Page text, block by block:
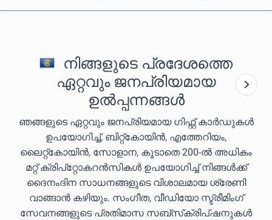
നിങ്ങളുടെ പ്രദേശത്തെ
ഏറ്റവും ജനപ്രിയമായ
ഉൽപ്പന്നങ്ങൾ
ഞങ്ങളുടെ ഏറ്റവും ജനപ്രിയമായ ഗിഫ്റ്റ് കാർഡുകൾ
ഉപയോഗിച്ച്, ബിറ്റ്കോയിൻ, എത്തേറിയം,
ലൈറ്റ്കോയിൻ, സോളാന, കൂടാതെ 200-ൽ അധികം
മറ്റ് ക്രിപ്‌റ്റോകറൻസികൾ ഉപയോഗിച്ച് നിങ്ങൾക്ക്
ദൈനംദിന സാധനങ്ങളുടെ വിശാലമായ ശ്രേണി
വാങ്ങാൻ കഴിയും. സംഗീത, വീഡിയോ സ്ട്രീമിംഗ്
സേവനങ്ങളുടെ പ്രതിമാസ സബ്‌സ്‌ക്രിപ്‌ഷനുകൾ